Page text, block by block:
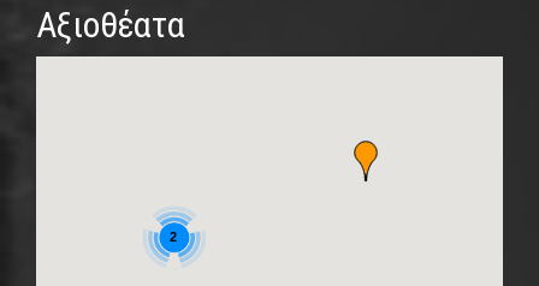
Αξιοθέατα
2